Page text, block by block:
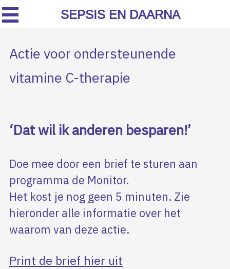
Actie voor ondersteunende
vitamine C-therapie
‘Dat wil ik anderen besparen!’
Doe mee door een brief te sturen aan
programma de Monitor.
Het kost je nog geen 5 minuten. Zie
hieronder alle informatie over het
waarom van deze actie.
Print de brief hier uit
SEPSIS EN DAARNA